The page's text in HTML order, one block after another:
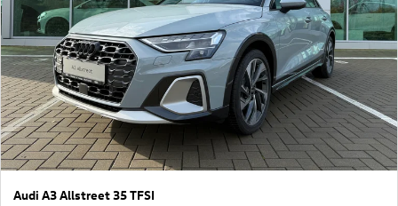
Audi A3 Allstreet 35 TFSI